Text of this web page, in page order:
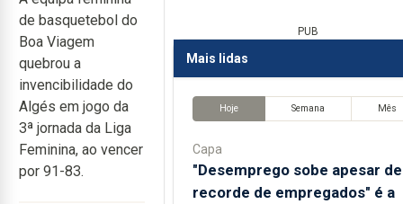
de basquetebol do
Boa Viagem
quebrou a
invencibilidade do
Algés em jogo da
3ª jornada da Liga
Feminina, ao vencer
por 91-83.
PUB
Mais lidas
Hoje Semana Mês
Capa
"Desemprego sobe apesar de
recorde de empregados" é a